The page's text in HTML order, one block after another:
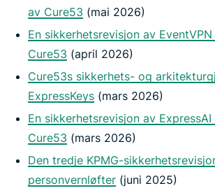
av Cure53 (mai 2026)
En sikkerhetsrevisjon av
Cure53 (april 2026)
Cure53s sikkerhets- og
ExpressKeys (mars 2026)
En sikkerhetsrevisjon av
Cure53 (mars 2026)
Den tredje KPMG-
personvernløfter (juni 2025)